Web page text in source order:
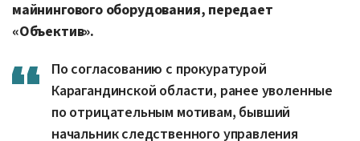
майнингового оборудования, передает
«Объектив».
По согласованию с прокуратурой
Карагандинской области, ранее уволенные
по отрицательным мотивам, бывший
начальник следственного управления